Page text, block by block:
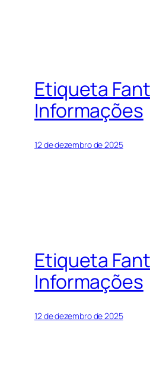
Etiqueta
Informações
12 de dezembro de 2025
Etiqueta
Informações
12 de dezembro de 2025